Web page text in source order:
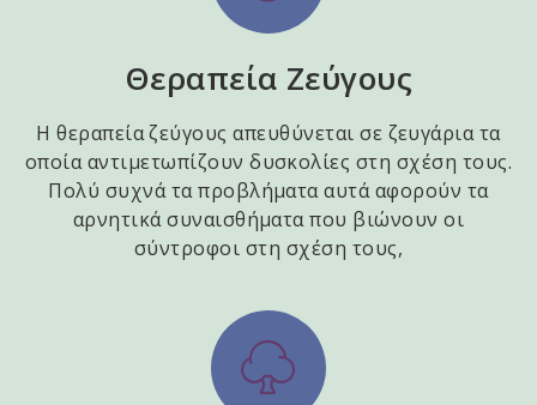
Θεραπεία Ζεύγους
Η θεραπεία ζεύγους απευθύνεται σε ζευγάρια τα
οποία αντιμετωπίζουν δυσκολίες στη σχέση τους.
Πολύ συχνά τα προβλήματα αυτά αφορούν τα
αρνητικά συναισθήματα που βιώνουν οι
σύντροφοι στη σχέση τους,